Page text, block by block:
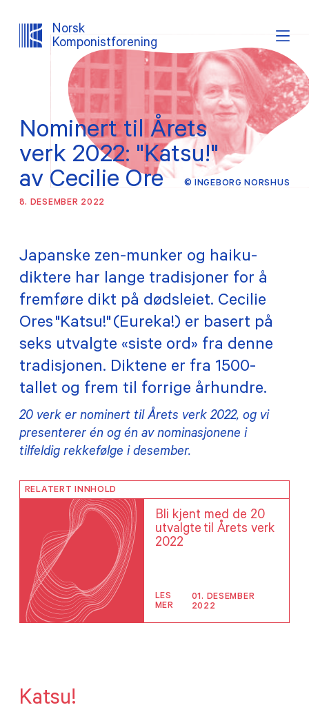
Norsk
Komponistforening
Logg inn Lystema
OM NKF
AKTUELT
TJENESTER
TILSKUDD
MEDLEMSKAP
PRAKTISK INFORMASJON
© INGEBORG NORSHUS
Nominert til Årets
verk 2022: "Katsu!"
av Cecilie Ore
8. DESEMBER 2022
Japanske zen-munker og haiku-
diktere har lange tradisjoner for å
fremføre dikt på dødsleiet. Cecilie
Ores "Katsu!" (Eureka!) er basert på
seks utvalgte «siste ord» fra denne
tradisjonen. Diktene er fra 1500-
tallet og frem til forrige århundre.
20 verk er nominert til Årets verk 2022, og vi
presenterer én og én av nominasjonene i
tilfeldig rekkefølge i desember.
RELATERT INNHOLD
Bli kjent med de 20
utvalgte til Årets verk
2022
LES
MER
01. DESEMBER
2022
Katsu!